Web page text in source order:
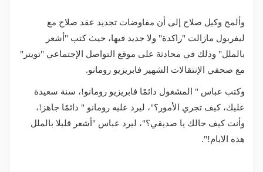
وألمح وكيل صلاح إلى أن مفاوضات تجديد عقد صلاح مع
ليفربول مازالت "راكدة" ولا جديد فيها، حيث كتب "أشعر
بالملل" وذلك في محادثة على موقع التواصل الإجتماعي "تويتر"
مع صحفي الإنتقالات الشهير فابريزيو رومانو.
وكتب عباس " المشغول دائمًا فابريزيو رومانو!، سنة سعيدة
عليك، كيف تجري الأمور؟"، ليرد عليه رومانو " دائمًا جاهز!،
وأنت كيف حالك يا صديقي؟"، ليرد عباس "أشعر قليلا بالملل
هذه الايام!".